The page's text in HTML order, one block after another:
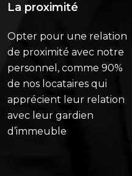
La proximité
Opter pour une relation
de proximité avec notre
personnel, comme 90%
de nos locataires qui
apprécient leur relation
avec leur gardien
d’immeuble